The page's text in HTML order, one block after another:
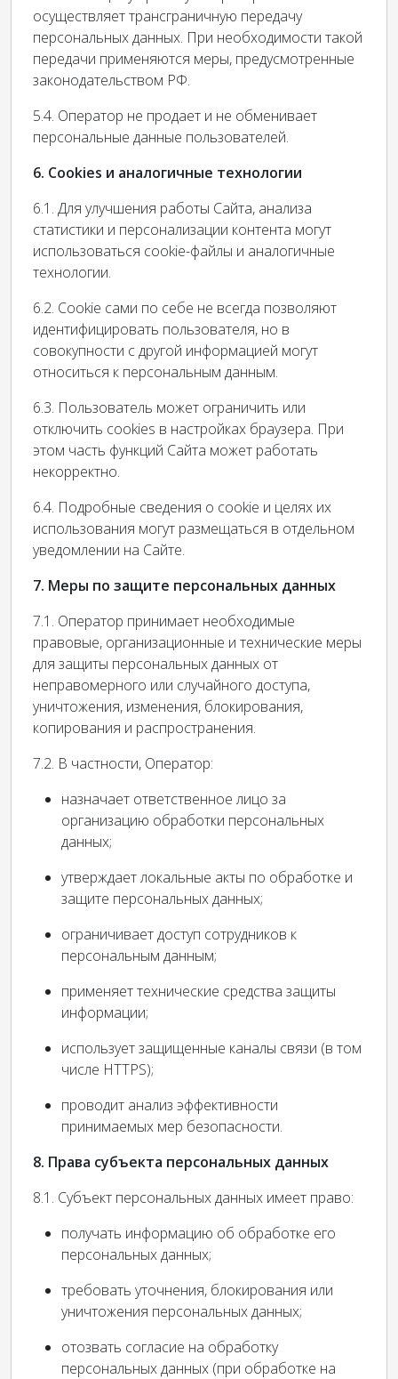
осуществляет трансграничную передачу
персональных данных. При необходимости такой
передачи применяются меры, предусмотренные
законодательством РФ.
5.4. Оператор не продает и не обменивает
персональные данные пользователей.
6. Cookies и аналогичные технологии
6.1. Для улучшения работы Сайта, анализа
статистики и персонализации контента могут
использоваться cookie-файлы и аналогичные
технологии.
6.2. Cookie сами по себе не всегда позволяют
идентифицировать пользователя, но в
совокупности с другой информацией могут
относиться к персональным данным.
6.3. Пользователь может ограничить или
отключить cookies в настройках браузера. При
этом часть функций Сайта может работать
некорректно.
6.4. Подробные сведения о cookie и целях их
использования могут размещаться в отдельном
уведомлении на Сайте.
7. Меры по защите персональных данных
7.1. Оператор принимает необходимые
правовые, организационные и технические меры
для защиты персональных данных от
неправомерного или случайного доступа,
уничтожения, изменения, блокирования,
копирования и распространения.
7.2. В частности, Оператор:
назначает ответственное лицо за
организацию обработки персональных
данных;
утверждает локальные акты по обработке и
защите персональных данных;
ограничивает доступ сотрудников к
персональным данным;
применяет технические средства защиты
информации;
использует защищенные каналы связи (в том
числе HTTPS);
проводит анализ эффективности
принимаемых мер безопасности.
8. Права субъекта персональных данных
8.1. Субъект персональных данных имеет право:
получать информацию об обработке его
персональных данных;
требовать уточнения, блокирования или
уничтожения персональных данных;
отозвать согласие на обработку
персональных данных (при обработке на